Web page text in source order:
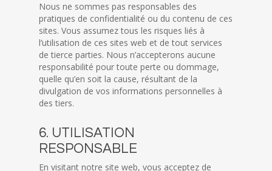
Nous ne sommes pas responsables des
pratiques de confidentialité ou du contenu de ces
sites. Vous assumez tous les risques liés à
l’utilisation de ces sites web et de tout services
de tierce parties. Nous n’accepterons aucune
responsabilité pour toute perte ou dommage,
quelle qu’en soit la cause, résultant de la
divulgation de vos informations personnelles à
des tiers.
6. UTILISATION
RESPONSABLE
En visitant notre site web, vous acceptez de